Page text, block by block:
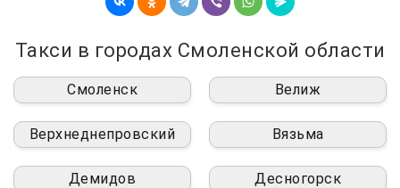
Такси в городах Смоленской области
Смоленск Велиж
Верхнеднепровский Вязьма
Демидов Десногорск